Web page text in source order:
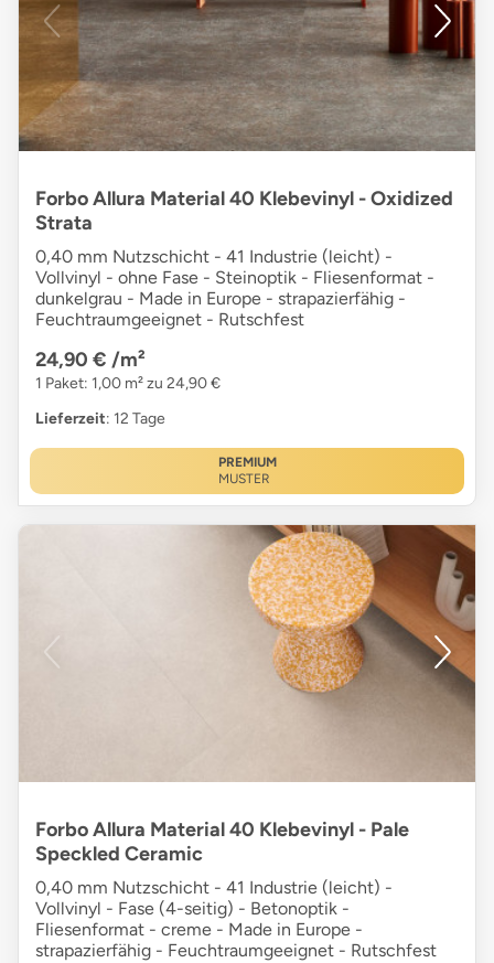
Forbo Allura Material 40 Klebevinyl - Oxidized
Strata
0,40 mm Nutzschicht - 41 Industrie (leicht) -
Vollvinyl - ohne Fase - Steinoptik - Fliesenformat -
dunkelgrau - Made in Europe - strapazierfähig -
Feuchtraumgeeignet - Rutschfest
24,90 € /m²
1 Paket: 1,00 m² zu 24,90 €
Lieferzeit: 12 Tage
PREMIUM
MUSTER
Forbo Allura Material 40 Klebevinyl - Pale
Speckled Ceramic
0,40 mm Nutzschicht - 41 Industrie (leicht) -
Vollvinyl - Fase (4-seitig) - Betonoptik -
Fliesenformat - creme - Made in Europe -
strapazierfähig - Feuchtraumgeeignet - Rutschfest